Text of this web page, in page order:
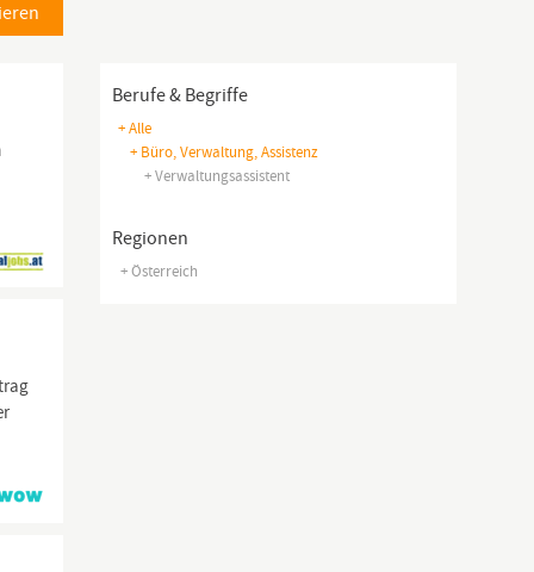
Berufe & Begriffe
+ Alle
+ Büro, Verwaltung, Assistenz
+ Verwaltungsassistent
Regionen
+ Österreich